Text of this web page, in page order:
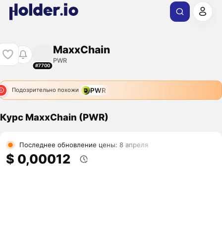
#7700
MaxxChain
PWR
Подозрительно похожи PWR
Курс MaxxChain (PWR)
Последнее обновление цены: 8 апреля
$ 0,00012